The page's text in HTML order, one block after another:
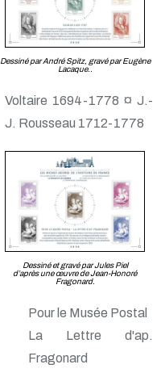
Dessiné par André Spitz, gravé par Eugène
Lacaque..
Voltaire 1694-1778 ¤ J.-
J. Rousseau 1712-1778
Dessiné et gravé par Jules Piel
d’après une œuvre de Jean-Honoré
Fragonard.
Pour le Musée Postal
La Lettre d'ap.
Fragonard